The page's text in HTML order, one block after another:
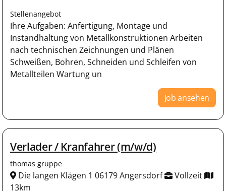
Stellenangebot
Ihre Aufgaben: Anfertigung, Montage und
Instandhaltung von Metallkonstruktionen Arbeiten
nach technischen Zeichnungen und Plänen
Schweißen, Bohren, Schneiden und Schleifen von
Metallteilen Wartung un
Job ansehen
Verlader / Kranfahrer (m/w/d)
thomas gruppe
Die langen Klägen 1 06179 Angersdorf
Vollzeit
13km